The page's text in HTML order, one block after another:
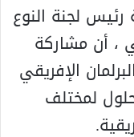
رئيس لجنة النوع
، أن مشاركة
الإفريقي
لمختلف